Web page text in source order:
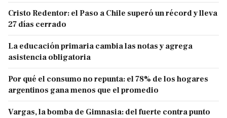
Cristo Redentor: el Paso a Chile superó un récord y lleva
27 días cerrado
La educación primaria cambia las notas y agrega
asistencia obligatoria
Por qué el consumo no repunta: el 78% de los hogares
argentinos gana menos que el promedio
Vargas, la bomba de Gimnasia: del fuerte contra punto